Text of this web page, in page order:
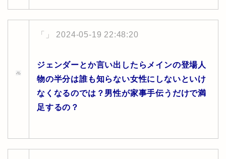
「」 2024-05-19 22:48:20
ジェンダーとか言い出したらメインの登場人
物の半分は誰も知らない女性にしないといけ
なくなるのでは？男性が家事手伝うだけで満
足するの？